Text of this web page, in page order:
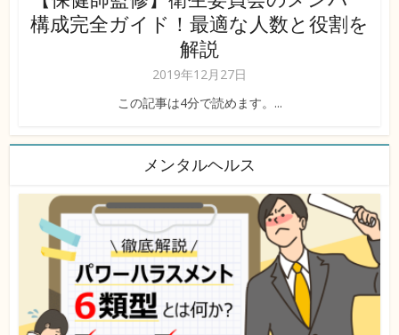
構成完全ガイド！最適な人数と役割を
解説
2019年12月27日
この記事は4分で読めます。...
メンタルヘルス